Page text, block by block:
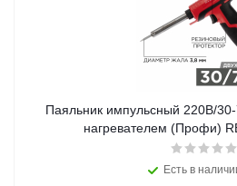
Паяльник импульсный 220В/
нагревателем (Профи)
Есть в